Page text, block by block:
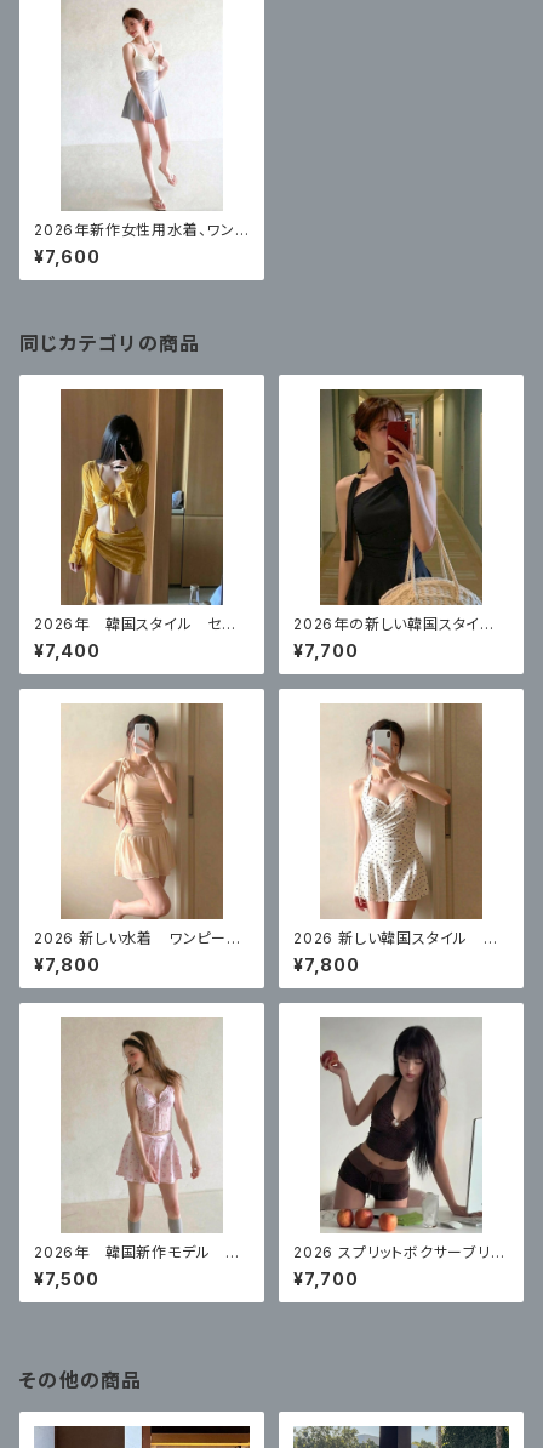
2026年新作女性用水着、ワンピ
ーススカートスタイル、体型カバ
ー
¥7,600
同じカテゴリの商品
2026年 韓国スタイル セク
シービキニイエロー 4点セット
¥7,400
2026年の新しい韓国スタイ
ル ハイエンドのワンピースブ
ラックスカートスタイル 体型カ
バー
¥7,700
2026 新しい水着 ワンピース
スカートスタイルコンサバティ
ブ ハイエンド 体型カバー
¥7,800
2026 新しい韓国スタイル ワ
ンピーススカートスタイル白水
玉控えめな腹カバー
¥7,800
2026年 韓国新作モデル 高
級スプリットスカート ナイトプ
ールにぴったり
¥7,500
2026 スプリットボクサーブリー
フハイエンドコーヒーカラー水
玉リゾート
¥7,700
その他の商品